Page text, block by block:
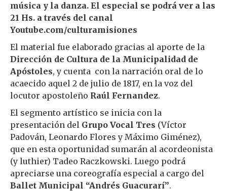
música y la danza. El especial se podrá ver a las
21 Hs. a través del canal
Youtube.com/culturamisiones
El material fue elaborado gracias al aporte de la
Dirección de Cultura de la Municipalidad de
Apóstoles, y cuenta con la narración oral de lo
acaecido aquel 2 de julio de 1817, en la voz del
locutor apostoleño Raúl Fernandez.
El segmento artístico se inicia con la
presentación del Grupo Vocal Tres (Víctor
Padován, Leonardo Flores y Máximo Giménez),
que en esta oportunidad sumarán al acordeonista
(y luthier) Tadeo Raczkowski. Luego podrá
apreciarse una coreografía especial a cargo del
Ballet Municipal “Andrés Guacurarí”.